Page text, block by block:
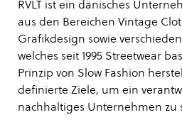
RVLT ist ein dänisches
aus den Bereichen Vintage
Grafikdesign sowie
welches seit 1995 Streetwear
Prinzip von Slow Fashion
definierte Ziele, um ein
nachhaltiges Unternehmen zu